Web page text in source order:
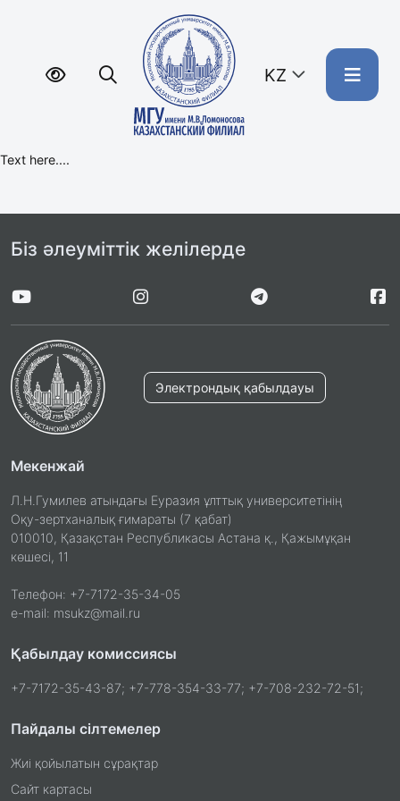
KZ
Text here....
Біз әлеуміттік желілерде
Электрондық қабылдауы
Мекенжай
Л.Н.Гумилев атындағы Еуразия ұлттық университетінің
Оқу-зертханалық ғимараты (7 қабат)
010010, Қазақстан Республикасы Астана қ., Қажымұқан
көшесі, 11
Телефон: +7-7172-35-34-05
e-mail: msukz@mail.ru
Қабылдау комиссиясы
+7-7172-35-43-87; +7-778-354-33-77; +7-708-232-72-51;
Пайдалы сілтемелер
Жиі қойылатын сұрақтар
Сайт картасы